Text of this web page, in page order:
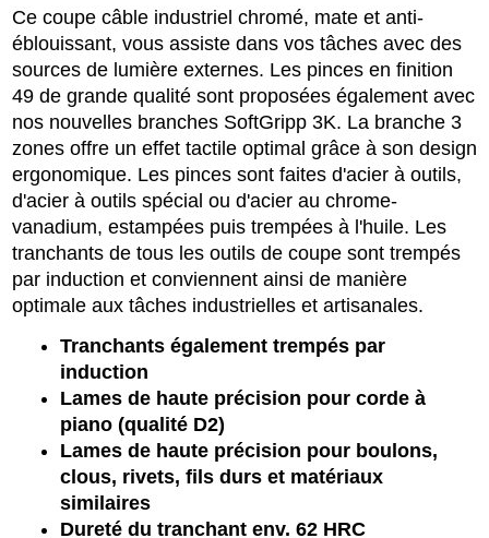
Ce coupe câble industriel chromé, mate et anti-
éblouissant, vous assiste dans vos tâches avec des
sources de lumière externes. Les pinces en finition
49 de grande qualité sont proposées également avec
nos nouvelles branches SoftGripp 3K. La branche 3
zones offre un effet tactile optimal grâce à son design
ergonomique. Les pinces sont faites d'acier à outils,
d'acier à outils spécial ou d'acier au chrome-
vanadium, estampées puis trempées à l'huile. Les
tranchants de tous les outils de coupe sont trempés
par induction et conviennent ainsi de manière
optimale aux tâches industrielles et artisanales.
Tranchants également trempés par
induction
Lames de haute précision pour corde à
piano (qualité D2)
Lames de haute précision pour boulons,
clous, rivets, fils durs et matériaux
similaires
Dureté du tranchant env. 62 HRC